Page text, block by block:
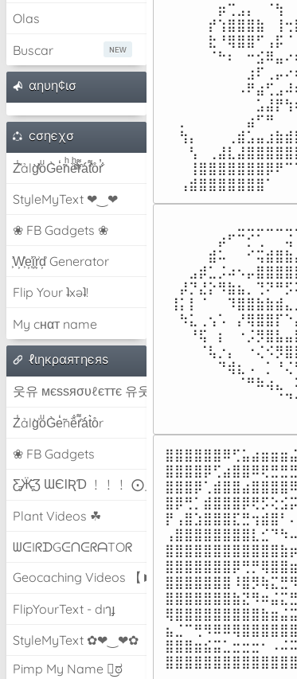
Olas
Buscar
αηυη¢ισ
cσηєχσ
Z̾̽ảlg̀͐ͭ̽oͧG̀e̒̃nͪȅͪͫ̏̐r͌̑á͑t͌̑͛o̊r̓̐
StyleMyText ❤‿❤
❀ FB Gadgets ❀
͕͗W͕͕͗͗e͕͕͗͗i͕͕͗͗r͕͗d͕͗ Generator
Flip Your ʇxəʇ!
My cнαт name
ℓιηкραятηєяѕ
웃유 мєѕѕяσυℓєттє 유웃
Z̾ảlg̀͐oͧG̀e̒̃nȅ̐r͌̑á͑t͛o̊r
❀ FB Gadgets
Ƹ̵̡Ӝ̵̨̄Ʒ ƜЄƖƦƊ ﹗﹗﹗ ⨀_⨀
Plant Videos ☘
ᗯᕮIᖇᗪGᕮᑎᕮᖇᗩTOᖇ
Geocaching Videos 【►】
FlipYourText - dıๅɟ
StyleMyText ✿❤‿❤✿
Pimp My Name ಠ͜ಠ